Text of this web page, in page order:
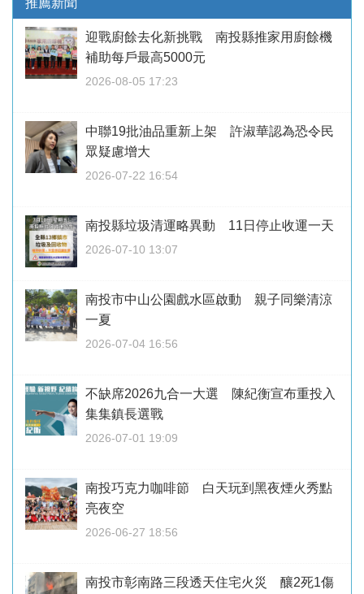
迎戰廚餘去化新挑戰 南投縣推家用廚餘機
補助每戶最高5000元
2026-08-05 17:23
中聯19批油品重新上架 許淑華認為恐令民
眾疑慮增大
2026-07-22 16:54
南投縣垃圾清運略異動 11日停止收運一天
2026-07-10 13:07
南投市中山公園戲水區啟動 親子同樂清涼
一夏
2026-07-04 16:56
不缺席2026九合一大選 陳紀衡宣布重投入
集集鎮長選戰
2026-07-01 19:09
南投巧克力咖啡節 白天玩到黑夜煙火秀點
亮夜空
2026-06-27 18:56
南投市彰南路三段透天住宅火災 釀2死1傷